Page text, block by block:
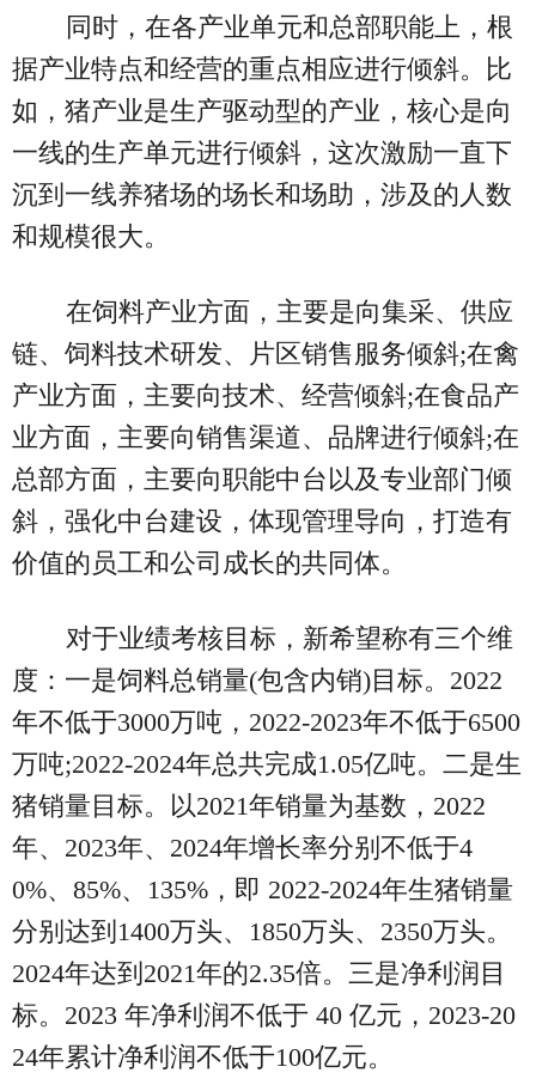
同时，在各产业单元和总部职能上，根
据产业特点和经营的重点相应进行倾斜。比
如，猪产业是生产驱动型的产业，核心是向
一线的生产单元进行倾斜，这次激励一直下
沉到一线养猪场的场长和场助，涉及的人数
和规模很大。
在饲料产业方面，主要是向集采、供应
链、饲料技术研发、片区销售服务倾斜;在禽
产业方面，主要向技术、经营倾斜;在食品产
业方面，主要向销售渠道、品牌进行倾斜;在
总部方面，主要向职能中台以及专业部门倾
斜，强化中台建设，体现管理导向，打造有
价值的员工和公司成长的共同体。
对于业绩考核目标，新希望称有三个维
度：一是饲料总销量(包含内销)目标。2022
年不低于3000万吨，2022-2023年不低于6500
万吨;2022-2024年总共完成1.05亿吨。二是生
猪销量目标。以2021年销量为基数，2022
年、2023年、2024年增长率分别不低于4
0%、85%、135%，即 2022-2024年生猪销量
分别达到1400万头、1850万头、2350万头。
2024年达到2021年的2.35倍。三是净利润目
标。2023 年净利润不低于 40 亿元，2023-20
24年累计净利润不低于100亿元。